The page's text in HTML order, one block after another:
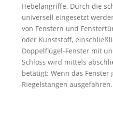
Hebelangriffe. Durch die
universell eingesetzt
von Fenstern und
oder Kunststoff,
Doppelflügel-Fenster mit
Schloss wird mittels
betätigt: Wenn das Fenster
Riegelstangen ausgefahren.